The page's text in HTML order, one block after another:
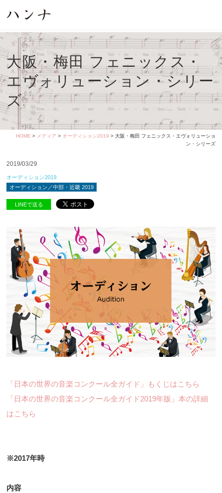
大阪・梅田 フェニックス・
エヴォリューション・シリー
ズ
HOME > メディア > オーディション2019 > 大阪・梅田 フェニックス・エヴォリューショ
ン・シリーズ
2019/03/29
オーディション2019
オーディション／中部・近畿 2019
LINEで送る
「日本の世界の音楽コンクール全ガイド」もくじはこちら
「日本の世界の音楽コンクール全ガイド2019年版」本の詳細
はこちら
※2017年時
内容